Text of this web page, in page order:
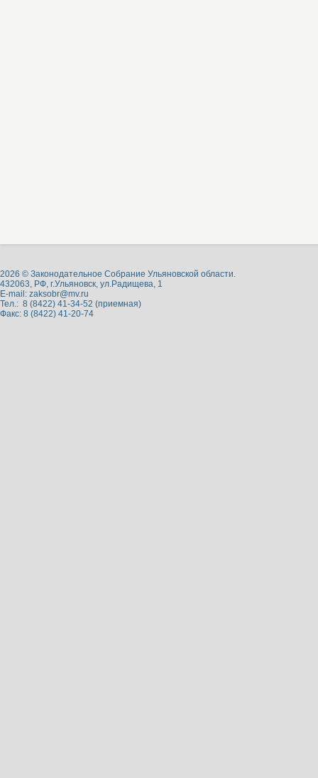
2026 © Законодательное Собрание Ульяновской области.
432063, РФ, г.Ульяновск, ул.Радищева, 1
E-mail: zaksobr@mv.ru
Тел.: 8 (8422) 41-34-52 (приемная)
Факс: 8 (8422) 41-20-74